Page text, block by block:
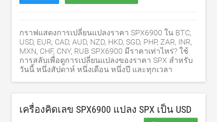
กราฟแสดงการเปลี่ยนแปลงราคา SPX6900 ใน BTC,
USD, EUR, CAD, AUD, NZD, HKD, SGD, PHP, ZAR, INR,
MXN, CHF, CNY, RUB SPX6900 มีราคาเท่าไหร่? ใช้
การสลับเพื่อดูการเปลี่ยนแปลงของราคา SPX สำหรับ
วันนี้ หนึ่งสัปดาห์ หนึ่งเดือน หนึ่งปี และทุกเวลา
เครื่องคิดเลข SPX6900 แปลง SPX เป็น USD